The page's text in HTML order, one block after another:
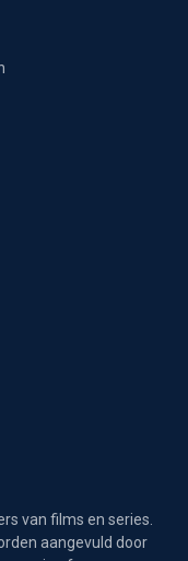
van films en series.
aangevuld door